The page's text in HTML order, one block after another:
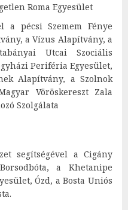
Roma Egyesület
a pécsi Szemem Fénye
a Vízus Alapítvány, a
Utcai Szociális
Periféria Egyesület,
Alapítvány, a Szolnok
Vöröskereszt Zala
Szolgálata
segítségével a Cigány
a Khetanipe
Ózd, a Bosta Uniós